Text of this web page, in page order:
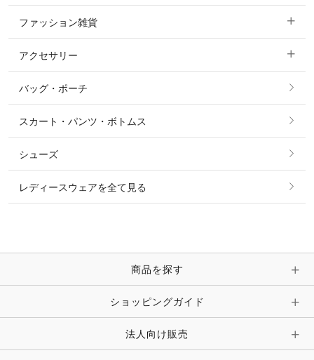
パーカー・トレーナー・スウェット
ニット・セーター
シャツ・ブラウス・ワンピース
その他 アウター
ショージャケット
ショーシャツ
ファッション雑貨
すべてのファッション雑貨
ソックス
ベルト
マフラー・スカーフ・ストール・スヌード
時計・財布・キーケース・革小物
キーホルダー・チャーム・ストラップ
アクセサリー
すべてのアクセサリー
リング
ピアス・イヤリング
ピン・ブローチ・コサージュ
その他 アクセサリー
バッグ・ポーチ
スカート・パンツ・ボトムス
シューズ
レディースウェアを全て見る
商品を探す
ショッピングガイド
法人向け販売